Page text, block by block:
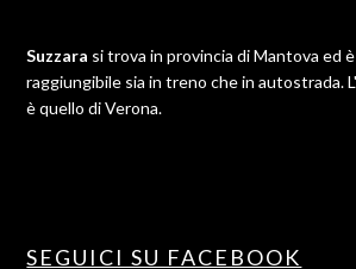
Suzzara si trova in provincia di Mantova ed
raggiungibile sia in treno che in autostrada.
è quello di Verona.
SEGUICI SU FACEBOOK